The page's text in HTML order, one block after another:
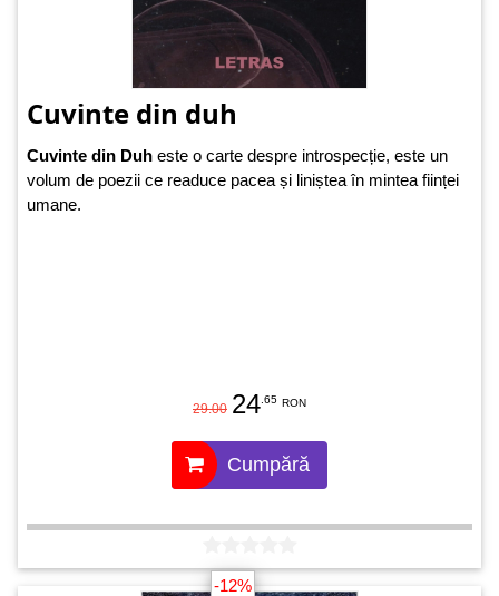
Cuvinte din duh
Cuvinte din Duh este o carte despre introspecție, este un
volum de poezii ce readuce pacea și liniștea în mintea ființei
umane.
29.00 24 .65 RON
Cumpără
-12%